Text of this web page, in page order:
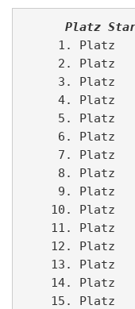
      Platz
1. Platz
2. Platz
3. Platz
4. Platz
5. Platz
6. Platz
7. Platz
8. Platz
9. Platz
10. Platz
11. Platz
12. Platz
13. Platz
14. Platz
15. Platz